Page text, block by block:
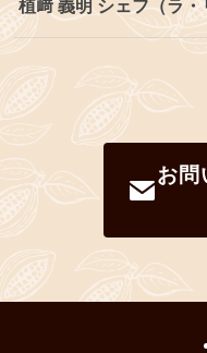
植﨑 義明 シェフ（ラ
お問